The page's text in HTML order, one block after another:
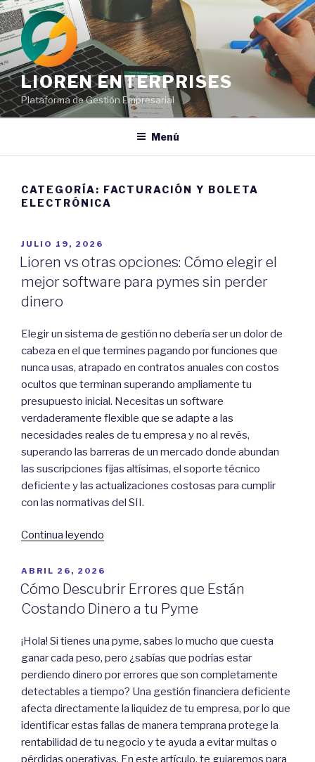
Ir
al
contenido
LIOREN ENTERPRISES
Plataforma de Gestión Empresarial
Menú
CATEGORÍA: FACTURACIÓN Y BOLETA
ELECTRÓNICA
POSTED
ON
JULIO 19, 2026
Lioren vs otras opciones: Cómo elegir el
mejor software para pymes sin perder
dinero
Elegir un sistema de gestión no debería ser un dolor de
cabeza en el que termines pagando por funciones que
nunca usas, atrapado en contratos anuales con costos
ocultos que terminan superando ampliamente tu
presupuesto inicial. Necesitas un software
verdaderamente flexible que se adapte a las
necesidades reales de tu empresa y no al revés,
superando las barreras de un mercado donde abundan
las suscripciones fijas altísimas, el soporte técnico
deficiente y las actualizaciones costosas para cumplir
con las normativas del SII.
Continua leyendo
otras
opciones:
pymes
sin
dinero”
POSTED
ON
ABRIL 26, 2026
Cómo Descubrir Errores que Están
Costando Dinero a tu Pyme
¡Hola! Si tienes una pyme, sabes lo mucho que cuesta
ganar cada peso, pero ¿sabías que podrías estar
perdiendo dinero por errores que son completamente
detectables a tiempo? Una gestión financiera deficiente
afecta directamente la liquidez de tu empresa, por lo que
identificar estas fallas de manera temprana protege la
rentabilidad de tu negocio y te ayuda a evitar multas o
pérdidas operativas. En este artículo, te guiaremos para